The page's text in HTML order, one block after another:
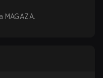
MAGAZA